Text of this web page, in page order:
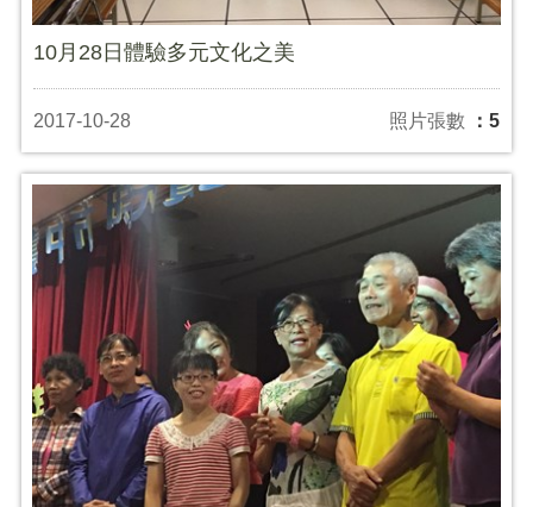
10月28日體驗多元文化之美
2017-10-28 照片張數 ：5